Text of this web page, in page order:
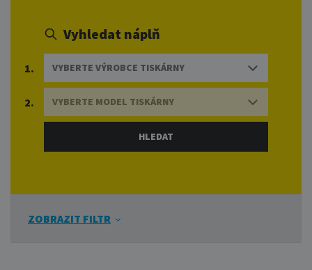
Vyhledat náplň
VYBERTE VÝROBCE TISKÁRNY
1.
VYBERTE MODEL TISKÁRNY
2.
ZOBRAZIT FILTR